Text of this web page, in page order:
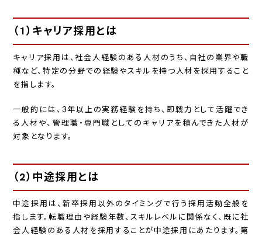
（1）キャリア採用とは
キャリア採用は、社会人経験のある人材のうち、自社の業界や職
種など、特定の分野での経験やスキルを持つ人材を採用すること
を指します。
一般的には、3年以上の実務経験を持ち、即戦力として活躍でき
る人材や、管理職・専門職としてのキャリアを積んできた人材が
対象となります。
（2）中途採用とは
中途採用は、新卒採用以外のタイミングで行う採用活動全般を
指します。転職理由や経験年数、スキルレベルに関係なく、既に社
会人経験のある人材を採用することが中途採用にあたります。第